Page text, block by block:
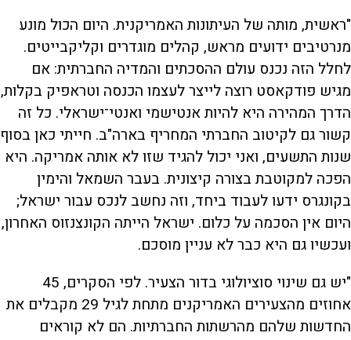
"ראשית, מותה של העיתונות האמריקנית. היום הכול מונע
מנרטיבים ידועים מראש, קהלים מוגדרים וקליקבייטים.
לחלל הזה נכנס עולם ההסכתים והמדיה החברתית: אם
מגיש פודקאסט רוצה לייצר לעצמו הכנסה וטראפיק בקלות,
הדרך המהירה היא להיות אנטישמי ואנטי־ישראלי. כל זה
קשור גם לקיטוב החברתי המחריף בארה"ב. חייתי כאן בסוף
שנות התשעים, ואני יכול להגיד שזו לא אותה אמריקה. היא
הפכה למקוטבת בצורה קיצונית. בעבר השמאל והימין
בקונגרס ידעו לעבוד ביחד, וזה נחשב לנכס עבור ישראל;
היום אין הסכמה על כלום. ישראל הייתה הקונצנזוס האחרון,
ועכשיו גם היא כבר לא עניין מוסכם.
"יש גם שינוי סוציולוגי בדור הצעיר. לפי הסקרים, 45
אחוזים מהצעירים האמריקנים מתחת לגיל 29 מקבלים את
החדשות שלהם מהרשתות החברתיות. הם לא קוראים